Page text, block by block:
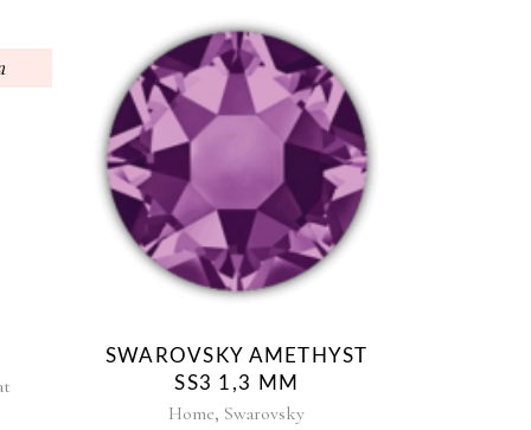
Questo
prodotto
ha
più
varianti.
Le
possono
essere
scelte
nella
SWAROVSKY AMETHYST
SS3 1,3 MM
Home, Swarovsky